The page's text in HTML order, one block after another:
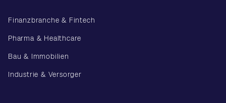
Finanzbranche & Fintech
Pharma & Healthcare
Bau & Immobilien
Industrie & Versorger